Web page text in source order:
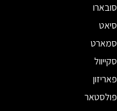
סובארו
סיאט
סמארט
סקייוול
פאריזון
פולסטאר